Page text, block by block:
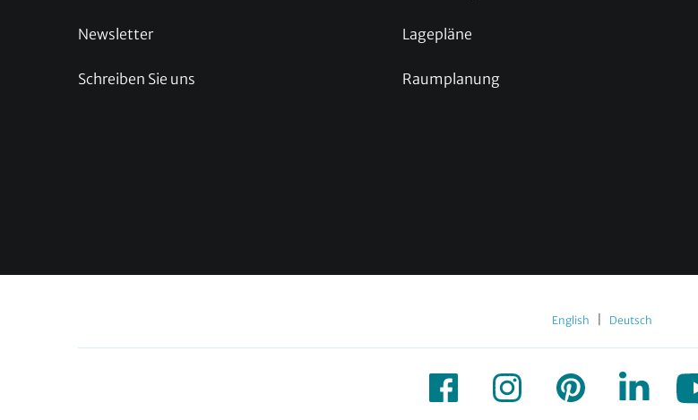
Newsletter
Schreiben Sie uns
Lagepläne
Raumplanung
English Deutsch